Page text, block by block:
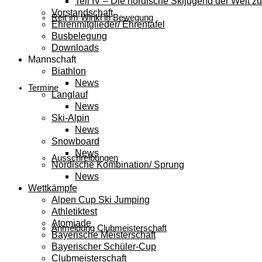
Reit im Winkl in Bewegung
Termine
Ausschreibungen
Anmeldung Clubmeisterschaft
Vorstandschaft
Ehrenmitglieder/ Ehrentafel
Busbelegung
Downloads
Mannschaft
Biathlon
News
Langlauf
News
Ski-Alpin
News
Snowboard
News
Nordische Kombination/ Sprung
News
Wettkämpfe
Alpen Cup Ski Jumping
Athletiktest
Atomiade
Bayerische Meisterschaft
Bayerischer Schüler-Cup
Clubmeisterschaft